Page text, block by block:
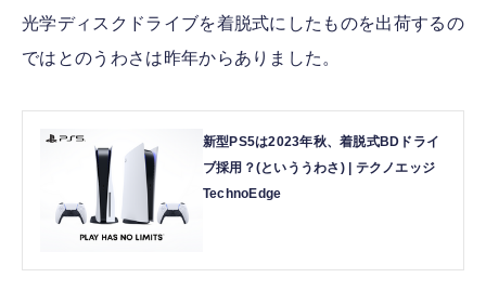
光学ディスクドライブを着脱式にしたものを出荷するの
ではとのうわさは昨年からありました。
新型PS5は2023年秋、着脱式BDドライ
ブ採用？(といううわさ) | テクノエッジ
TechnoEdge